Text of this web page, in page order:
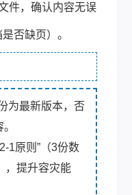
件，确认内容无误
否缺页）。
为最新版本，否
1原则”（3份数
，提升容灾能